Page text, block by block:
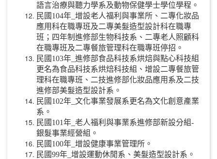
語言治療與聽力學系及動物保健學士學位學程。
民國104年_增設老人福利與事業所、二專化妝品
應用科在職專班及二專美髮造型設計科在職專
班；四年制進修部生物科技系、二專老人照顧科
在職專班及二專餐旅管理科在職專班停招。
民國103年_進修部食品科技系烘焙與點心科技組
更名為食品科技系烘焙科技組、增設二專餐旅管
理科在職專班、二技進修部化妝品應用系及二技
進修部美髮造型設計系。
民國102年_文化事業發展系更名為文化創意產業
系。
民國101年_老人福利與事業系進修部新設分組-
銀髮事業經營組。
民國100年_增設健康事業管理所。
民國99年_增設運動休閒系、美髮造型設計系。